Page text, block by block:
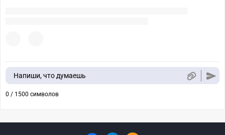
Напиши, что думаешь
0 / 1500 символов